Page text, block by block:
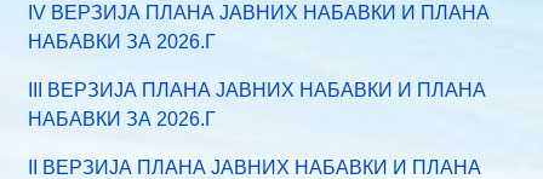
IV ВЕРЗИЈА ПЛАНА ЈАВНИХ НАБАВКИ И ПЛАНА
НАБАВКИ ЗА 2026.Г
III ВЕРЗИЈА ПЛАНА ЈАВНИХ НАБАВКИ И ПЛАНА
НАБАВКИ ЗА 2026.Г
II ВЕРЗИЈА ПЛАНА ЈАВНИХ НАБАВКИ И ПЛАНА